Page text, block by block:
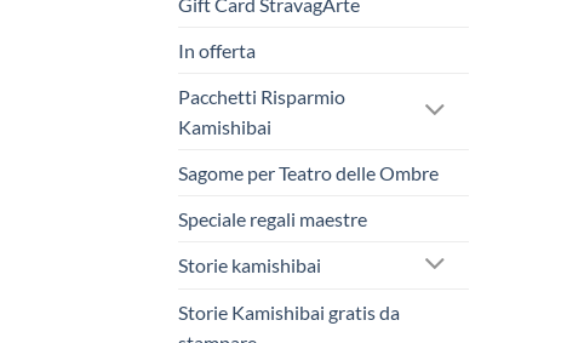
In offerta
Pacchetti Risparmio
Kamishibai
Sagome per Teatro delle Ombre
Speciale regali maestre
Storie kamishibai
Storie Kamishibai gratis da